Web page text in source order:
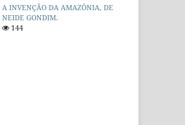
A INVENÇÃO DA AMAZÔNIA, DE
NEIDE GONDIM.
144